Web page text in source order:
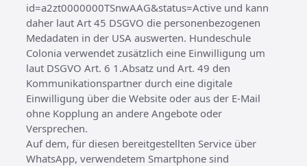
id=a2zt0000000TSnwAAG&status=Active und kann
daher laut Art 45 DSGVO die personenbezogenen
Medadaten in der USA auswerten. Hundeschule
Colonia verwendet zusätzlich eine Einwilligung um
laut DSGVO Art. 6 1.Absatz und Art. 49 den
Kommunikationspartner durch eine digitale
Einwilligung über die Website oder aus der E-Mail
ohne Kopplung an andere Angebote oder
Versprechen.
Auf dem, für diesen bereitgestellten Service über
WhatsApp, verwendetem Smartphone sind